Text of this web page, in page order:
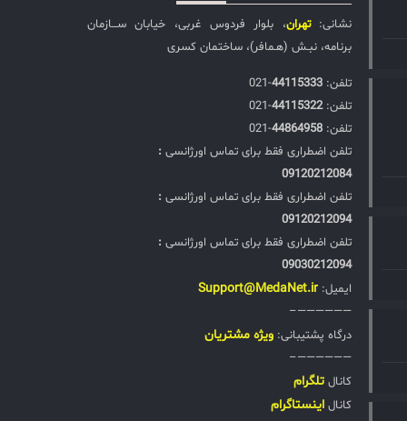
نشانی:تهران، بلوار فردوس غربی، خیابان ســـازمان
برنامه، نبـش (هـمافر)، ساختمان کسری
تلفن:‌ 44115333
-021
تلفن:‌44115322
-021
تلفن:‌ 44864958
-021
تلفن اضطراری فقط برای تماس اورژانسی :
09120212084
تلفن اضطراری فقط برای تماس اورژانسی :
09120212094
تلفن اضطراری فقط برای تماس اورژانسی :
09030212094
ایمیل: Support@MedaNet.ir
——————–
درگاه پشتیبانی: ويژه مشتریان
——————–
کانال تلگرام
کانال اینستاگرام